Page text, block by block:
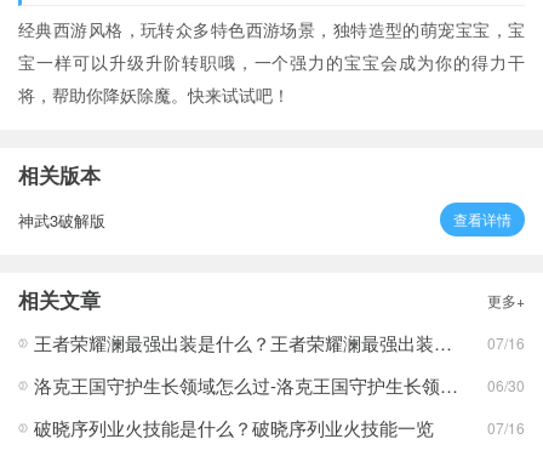
经典西游风格，玩转众多特色西游场景，独特造型的萌宠宝宝，宝
宝一样可以升级升阶转职哦，一个强力的宝宝会成为你的得力干
将，帮助你降妖除魔。快来试试吧！
相关版本
神武3破解版 查看详情
相关文章 更多+
王者荣耀澜最强出装是什么？王者荣耀澜最强出装分享 07/16
洛克王国守护生长领域怎么过-洛克王国守护生长领域通关攻略 06/30
破晓序列业火技能是什么？破晓序列业火技能一览 07/16